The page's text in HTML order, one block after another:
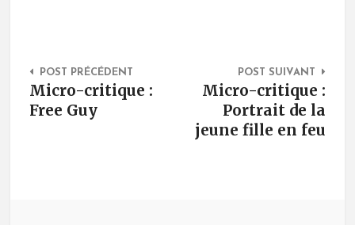
Post Navigation
POST PRÉCÉDENT
Micro-critique :
Free Guy
POST SUIVANT
Micro-critique :
Portrait de la
jeune fille en feu